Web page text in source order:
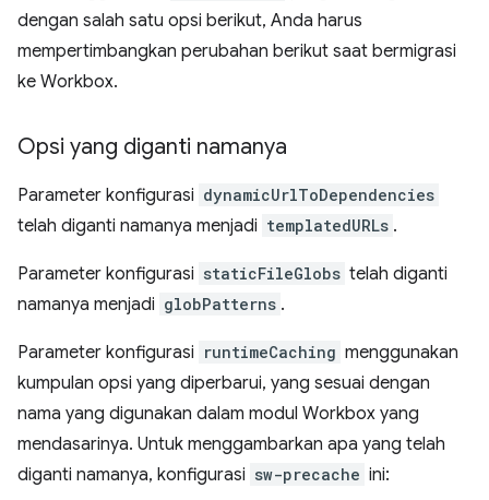
dengan salah satu opsi berikut, Anda harus
mempertimbangkan perubahan berikut saat bermigrasi
ke Workbox.
Opsi yang diganti namanya
Parameter konfigurasi dynamicUrlToDependencies
telah diganti namanya menjadi templatedURLs .
Parameter konfigurasi staticFileGlobs telah diganti
namanya menjadi globPatterns .
Parameter konfigurasi runtimeCaching menggunakan
kumpulan opsi yang diperbarui, yang sesuai dengan
nama yang digunakan dalam modul Workbox yang
mendasarinya. Untuk menggambarkan apa yang telah
diganti namanya, konfigurasi sw-precache ini: